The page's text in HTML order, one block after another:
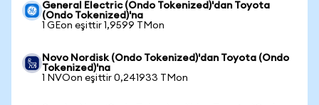
General Electric (Ondo Tokenized)'dan Toyota
(Ondo Tokenized)'na
1 GEon eşittir 1,9599 TMon
Novo Nordisk (Ondo Tokenized)'dan Toyota (Ondo
Tokenized)'na
1 NVOon eşittir 0,241933 TMon